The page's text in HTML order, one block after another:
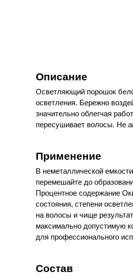
Описание
Осветляющий порошок
осветления. Бережно
значительно облегчая
пересушивает волосы. Не
Применение
В неметаллической
перемешайте до
Процентное содержание
состояния, степени
на волосы и чище
максимально допустимую
для профессионального
Состав